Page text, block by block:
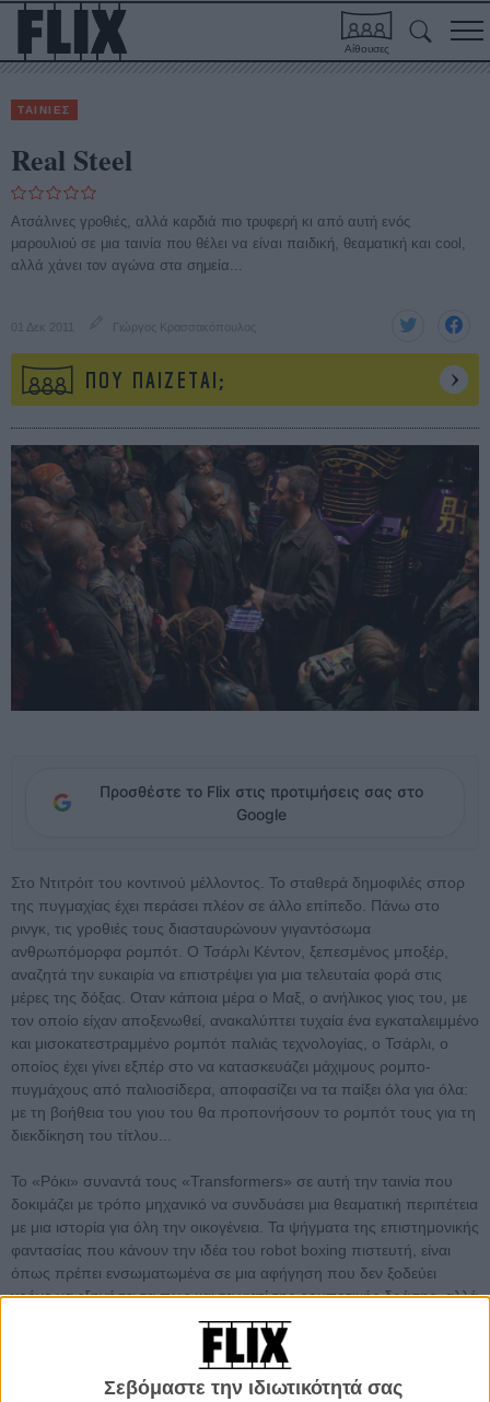
Σεβόμαστε την ιδιωτικότητά σας
Αίθουσες
ΤΑΙΝΙΕΣ
Real Steel
Ατσάλινες γροθιές, αλλά καρδιά πιο τρυφερή κι από αυτή ενός
μαρουλιού σε μια ταινία που θέλει να είναι παιδική, θεαματική και cool,
αλλά χάνει τον αγώνα στα σημεία...
01 Δεκ 2011 Γιώργος Κρασσακόπουλος
ΠΟΥ ΠΑΙΖΕΤΑΙ;
Προσθέστε το Flix στις προτιμήσεις σας στο
Google
Στο Ντιτρόιτ του κοντινού μέλλοντος. Το σταθερά δημοφιλές σπορ
της πυγμαχίας έχει περάσει πλέον σε άλλο επίπεδο. Πάνω στο
ρινγκ, τις γροθιές τους διασταυρώνουν γιγαντόσωμα
ανθρωπόμορφα ρομπότ. Ο Τσάρλι Κέντον, ξεπεσμένος μποξέρ,
αναζητά την ευκαιρία να επιστρέψει για μια τελευταία φορά στις
μέρες της δόξας. Οταν κάποια μέρα ο Μαξ, ο ανήλικος γιος του, με
τον οποίο είχαν αποξενωθεί, ανακαλύπτει τυχαία ένα εγκαταλειμμένο
και μισοκατεστραμμένο ρομπότ παλιάς τεχνολογίας, ο Τσάρλι, ο
οποίος έχει γίνει εξπέρ στο να κατασκευάζει μάχιμους ρομπο-
πυγμάχους από παλιοσίδερα, αποφασίζει να τα παίξει όλα για όλα:
με τη βοήθεια του γιου του θα προπονήσουν το ρομπότ τους για τη
διεκδίκηση του τίτλου...
To «Ρόκι» συναντά τους «Transformers» σε αυτή την ταινία που
δοκιμάζει με τρόπο μηχανικό να συνδυάσει μια θεαματική περιπέτεια
με μια ιστορία για όλη την οικογένεια. Τα ψήγματα της επιστημονικής
φαντασίας που κάνουν την ιδέα του robot boxing πιστευτή, είναι
όπως πρέπει ενσωματωμένα σε μια αφήγηση που δεν ξοδεύει
χρόνο να εξηγήσει τα πως και τα γιατί της ρομποτικής δράσης, αλλά
προτιμά να σε συστήσει κατ ευθείαν στον κεντρικό χαρακτήρα της
που μπορεί να είναι φτιαγμένος από σάρκα και... κλισέ, αλλά
τουλάχιστον έχει την τύχη η «σάρκα» να ανήκει στον Χιου Τζάκμαν.